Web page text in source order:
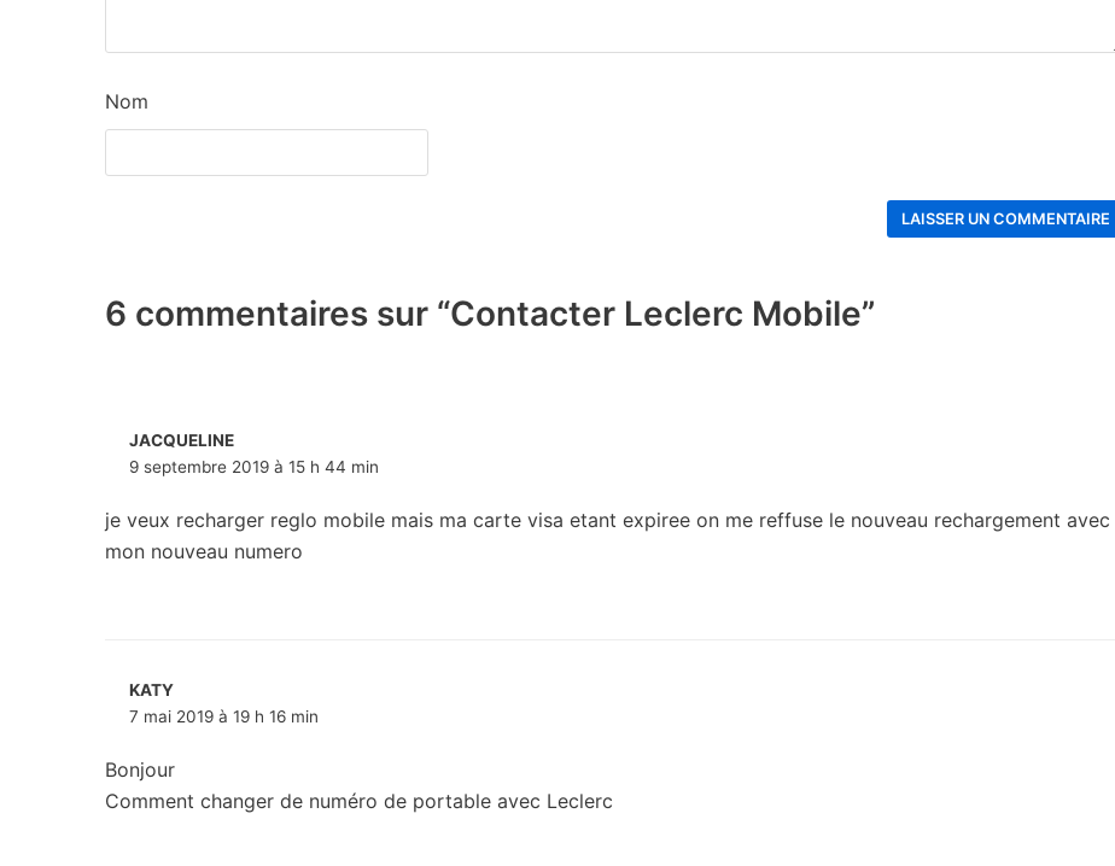
Nom
6 commentaires sur “Contacter Leclerc Mobile”
JACQUELINE
9 septembre 2019 à 15 h 44 min
je veux recharger reglo mobile mais ma carte visa etant expiree on me reffuse le nouveau rechargement avec
mon nouveau numero
KATY
7 mai 2019 à 19 h 16 min
Bonjour
Comment changer de numéro de portable avec Leclerc